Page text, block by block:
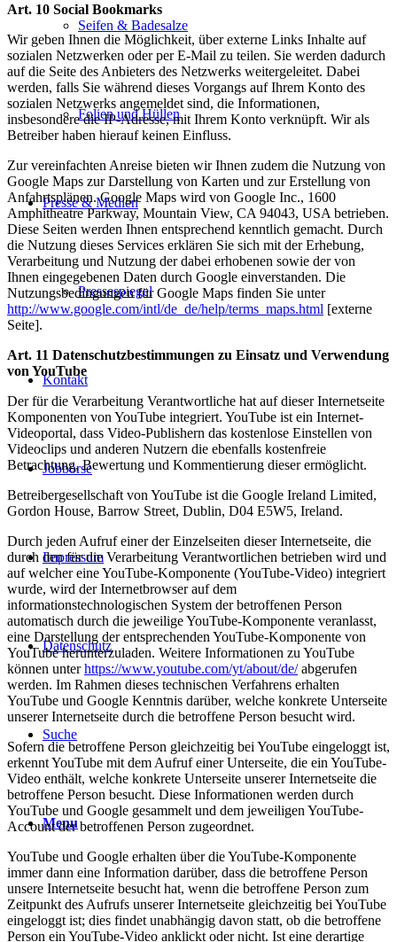
Seifen & Badesalze
Folien und Hüllen
Presse & Medien
Pressespiegel
Kontakt
Jobbörse
Impressum
Datenschutz
Suche
Menu
Art. 10 Social Bookmarks
Wir geben Ihnen die Möglichkeit, über externe Links Inhalte auf
sozialen Netzwerken oder per E-Mail zu teilen. Sie werden dadurch
auf die Seite des Anbieters des Netzwerks weitergeleitet. Dabei
werden, falls Sie während dieses Vorgangs auf Ihrem Konto des
sozialen Netzwerks angemeldet sind, die Informationen,
insbesondere die IP-Adresse, mit Ihrem Konto verknüpft. Wir als
Betreiber haben hierauf keinen Einfluss.
Zur vereinfachten Anreise bieten wir Ihnen zudem die Nutzung von
Google Maps zur Darstellung von Karten und zur Erstellung von
Anfahrtsplänen. Google Maps wird von Google Inc., 1600
Amphitheatre Parkway, Mountain View, CA 94043, USA betrieben.
Diese Seiten werden Ihnen entsprechend kenntlich gemacht. Durch
die Nutzung dieses Services erklären Sie sich mit der Erhebung,
Verarbeitung und Nutzung der dabei erhobenen sowie der von
Ihnen eingegebenen Daten durch Google einverstanden. Die
Nutzungsbedingungen für Google Maps finden Sie unter
http://www.google.com/intl/de_de/help/terms_maps.html [externe
Seite].
Art. 11 Datenschutzbestimmungen zu Einsatz und Verwendung
von YouTube
Der für die Verarbeitung Verantwortliche hat auf dieser Internetseite
Komponenten von YouTube integriert. YouTube ist ein Internet-
Videoportal, dass Video-Publishern das kostenlose Einstellen von
Videoclips und anderen Nutzern die ebenfalls kostenfreie
Betrachtung, Bewertung und Kommentierung dieser ermöglicht.
Betreibergesellschaft von YouTube ist die Google Ireland Limited,
Gordon House, Barrow Street, Dublin, D04 E5W5, Ireland.
Durch jeden Aufruf einer der Einzelseiten dieser Internetseite, die
durch den für die Verarbeitung Verantwortlichen betrieben wird und
auf welcher eine YouTube-Komponente (YouTube-Video) integriert
wurde, wird der Internetbrowser auf dem
informationstechnologischen System der betroffenen Person
automatisch durch die jeweilige YouTube-Komponente veranlasst,
eine Darstellung der entsprechenden YouTube-Komponente von
YouTube herunterzuladen. Weitere Informationen zu YouTube
können unterhttps://www.youtube.com/yt/about/de/abgerufen
werden. Im Rahmen dieses technischen Verfahrens erhalten
YouTube und Google Kenntnis darüber, welche konkrete Unterseite
unserer Internetseite durch die betroffene Person besucht wird.
Sofern die betroffene Person gleichzeitig bei YouTube eingeloggt ist,
erkennt YouTube mit dem Aufruf einer Unterseite, die ein YouTube-
Video enthält, welche konkrete Unterseite unserer Internetseite die
betroffene Person besucht. Diese Informationen werden durch
YouTube und Google gesammelt und dem jeweiligen YouTube-
Account der betroffenen Person zugeordnet.
YouTube und Google erhalten über die YouTube-Komponente
immer dann eine Information darüber, dass die betroffene Person
unsere Internetseite besucht hat, wenn die betroffene Person zum
Zeitpunkt des Aufrufs unserer Internetseite gleichzeitig bei YouTube
eingeloggt ist; dies findet unabhängig davon statt, ob die betroffene
Person ein YouTube-Video anklickt oder nicht. Ist eine derartige